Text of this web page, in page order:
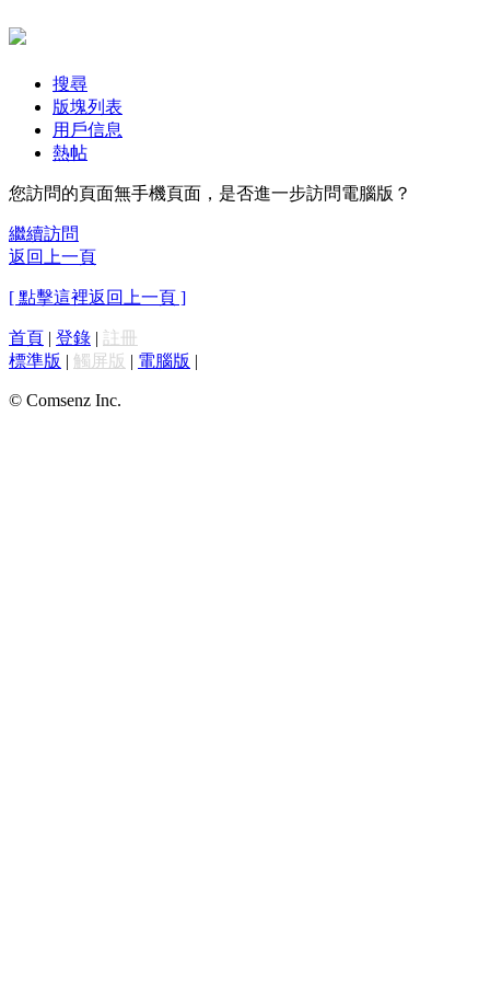
搜尋
版塊列表
用戶信息
熱帖
您訪問的頁面無手機頁面，是否進一步訪問電腦版？
繼續訪問
返回上一頁
[ 點擊這裡返回上一頁 ]
首頁 | 登錄 | 註冊
標準版 | 觸屏版 | 電腦版 |
© Comsenz Inc.